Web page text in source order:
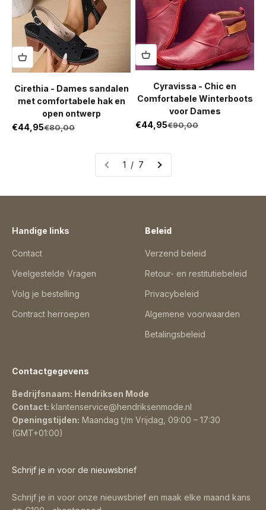
Cirethia - Dames sandalen
met comfortabele hak en
open ontwerp
Aanbiedingsprijs
€44,95Normale prijs
€80,00
Cyravissa - Chic en
Comfortabele Winterboots
voor Dames
Aanbiedingsprijs
€44,95Normale prijs
€90,00
1 / 7
Handige links
Contact
Veelgestelde Vragen
Volg je bestelling
Contract herroepen
Beleid
Verzend beleid
Retour- en restitutiebeleid
Privacybeleid
Algemene voorwaarden
Betalingsbeleid
Contactgegevens
Bedrijfsnaam: Hendriksen Mode
Contact: klantenservice@hendriksenmode.nl
Openingstijden: Maandag t/m Vrijdag, 09:00 – 17:30
(GMT+01:00)
Schrijf je in voor de nieuwsbrief
Schrijf je in voor onze nieuwsbrief en maak elke maand kans